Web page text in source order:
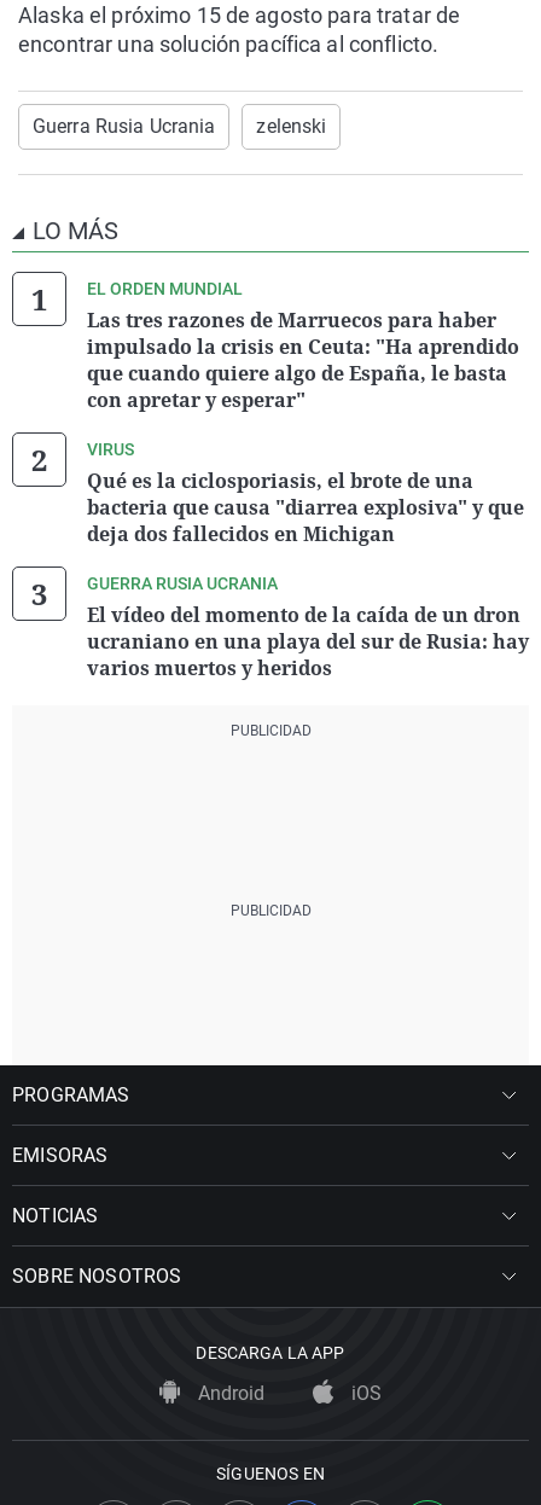
Alaska el próximo 15 de agosto para tratar de
encontrar una solución pacífica al conflicto.
Guerra Rusia Ucrania zelenski
LO MÁS
EL ORDEN MUNDIAL
Las tres razones de Marruecos para haber
impulsado la crisis en Ceuta: "Ha aprendido
que cuando quiere algo de España, le basta
con apretar y esperar"
VIRUS
Qué es la ciclosporiasis, el brote de una
bacteria que causa "diarrea explosiva" y que
deja dos fallecidos en Michigan
GUERRA RUSIA UCRANIA
El vídeo del momento de la caída de un dron
ucraniano en una playa del sur de Rusia: hay
varios muertos y heridos
PROGRAMAS
EMISORAS
NOTICIAS
SOBRE NOSOTROS
DESCARGA LA APP
Android iOS
SÍGUENOS EN